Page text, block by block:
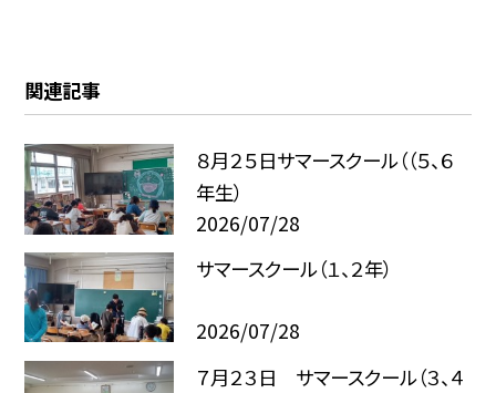
関連記事
８月２５日サマースクール（（５、６
年生）
2026/07/28
サマースクール（１、２年）
2026/07/28
７月２３日 サマースクール（３、４